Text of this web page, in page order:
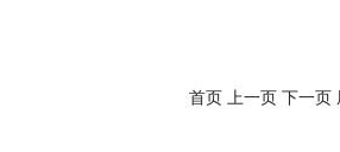
首页 上一页 下一页